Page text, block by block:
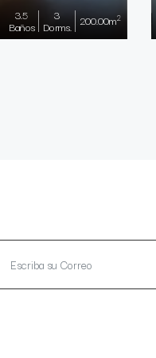
3.5
Baños
3
Dorms. 200.00m2